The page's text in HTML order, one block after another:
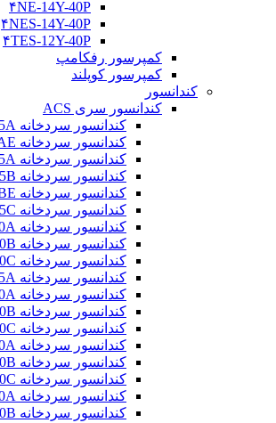
۴NE-14Y-40P
۴NES-14Y-40P
۴TES-12Y-40P
کمپرسور رفکامپ
کمپرسور کوپلند
کندانسور
کندانسور سری ACS
کندانسور سردخانه ACS-135A
کندانسور سردخانه ACS-135AE
کندانسور سردخانه ACS-145A
کندانسور سردخانه ACS-145B
کندانسور سردخانه ACS-145BE
کندانسور سردخانه ACS-145C
کندانسور سردخانه ACS-150A
کندانسور سردخانه ACS-150B
کندانسور سردخانه ACS-150C
کندانسور سردخانه ACS-245A
کندانسور سردخانه ACS-250A
کندانسور سردخانه ACS-250B
کندانسور سردخانه ACS-250C
کندانسور سردخانه ACS-350A
کندانسور سردخانه ACS-350B
کندانسور سردخانه ACS-350C
کندانسور سردخانه ACS-450A
کندانسور سردخانه ACS-450B